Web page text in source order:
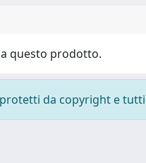
questo prodotto.
da copyright e